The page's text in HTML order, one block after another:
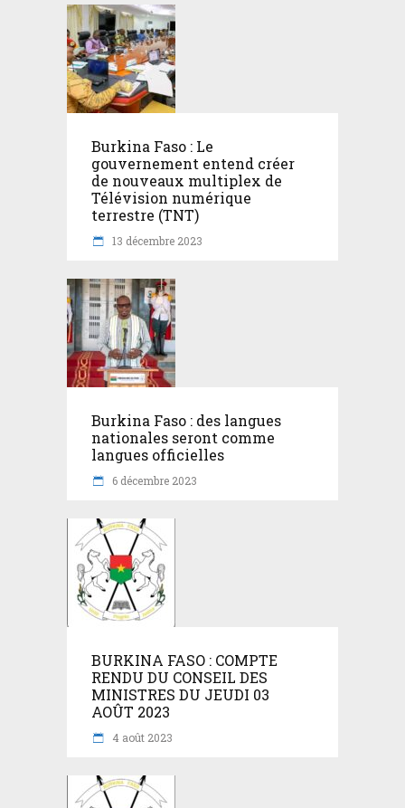
Burkina Faso : Le
gouvernement entend créer
de nouveaux multiplex de
Télévision numérique
terrestre (TNT)
13 décembre 2023
Burkina Faso : des langues
nationales seront comme
langues officielles
6 décembre 2023
BURKINA FASO : COMPTE
RENDU DU CONSEIL DES
MINISTRES DU JEUDI 03
AOÛT 2023
4 août 2023